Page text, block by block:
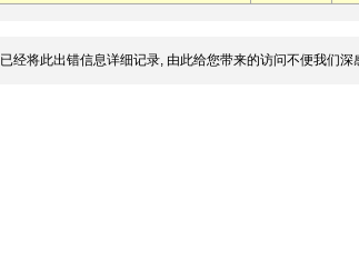
经将此出错信息详细记录, 由此给您带来的访问不便我们深